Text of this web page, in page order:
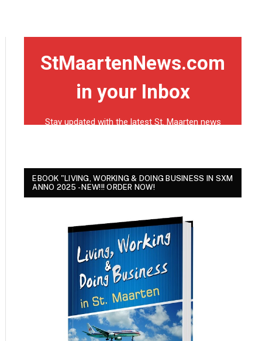
EBOOK "LIVING, WORKING & DOING BUSINESS IN SXM
ANNO 2025 - NEW!!! ORDER NOW!